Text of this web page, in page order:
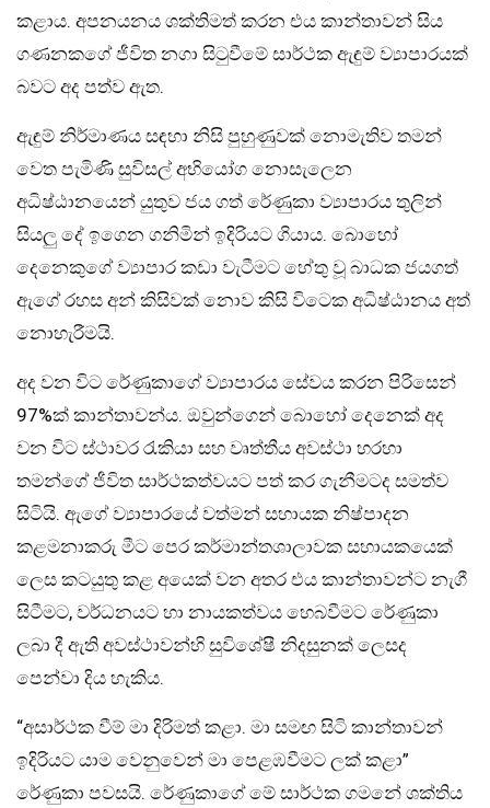
කළාය. අපනයනය ශක්තිමත් කරන එය කාන්තාවන් සිය
ගණනකගේ ජීවිත නගා සිටුවීමේ සාර්ථක ඇඳුම් ව්‍යාපාරයක්
බවට අද පත්ව ඇත.
ඇඳුම් නිර්මාණය සඳහා නිසි පුහුණුවක් නොමැතිව තමන්
වෙත පැමිණි සුවිසල් අභියෝග නොසැලෙන
අධිෂ්ඨානයෙන් යුතුව ජය ගත් රේණුකා ව්‍යාපාරය තුලින්
සියලු දේ ඉගෙන ගනිමින් ඉදිරියට ගියාය. බොහෝ
දෙනෙකුගේ ව්‍යාපාර කඩා වැටීමට හේතු වූ බාධක ජයගත්
ඇගේ රහස අන් කිසිවක් නොව කිසි විටෙක අධිෂ්ඨානය අත්
නොහැරීමයි.
අද වන විට රේණුකාගේ ව්‍යාපාරය සේවය කරන පිරිසෙන්
97%ක් කාන්තාවන්ය. ඔවුන්ගෙන් බොහෝ දෙනෙක් අද
වන විට ස්ථාවර රැකියා සහ වෘත්තීය අවස්ථා හරහා
තමන්ගේ ජීවිත සාර්ථකත්වයට පත් කර ගැනීමටද සමත්ව
සිටියි. ඇගේ ව්‍යාපාරයේ වත්මන් සහායක නිෂ්පාදන
කළමනාකරු මීට පෙර කර්මාන්තශාලාවක සහායකයෙක්
ලෙස කටයුතු කළ අයෙක් වන අතර එය කාන්තාවන්ට නැගී
සිටීමට, වර්ධනයට හා නායකත්වය හෙබවීමට රේණුකා
ලබා දී ඇති අවස්ථාවන්හි සුවිශේෂී නිදසුනක් ලෙසද
පෙන්වා දිය හැකිය.
“අසාර්ථක වීම් මා දිරිමත් කළා. මා සමඟ සිටි කාන්තාවන්
ඉදිරියට යාම වෙනුවෙන් මා පෙළඹවීමට ලක් කළා”
රේණුකා පවසයි. රේණුකාගේ මේ සාර්ථක ගමනේ ශක්තිය